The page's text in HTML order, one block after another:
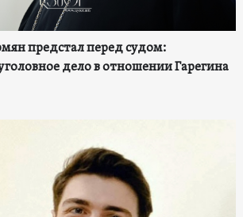
предстал перед судом:
дело в отношении Гарегина